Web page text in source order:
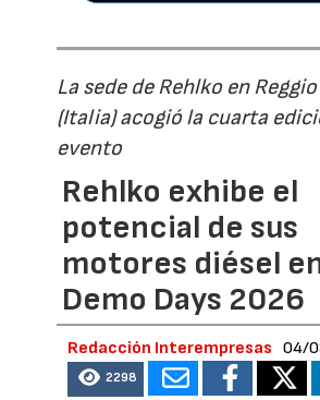
La sede de Rehlko en
(Italia) acogió la cuarta
evento
Rehlko exhibe el
potencial de sus
motores diésel
Demo Days 2026
Redacción Interempresas 04/
2298